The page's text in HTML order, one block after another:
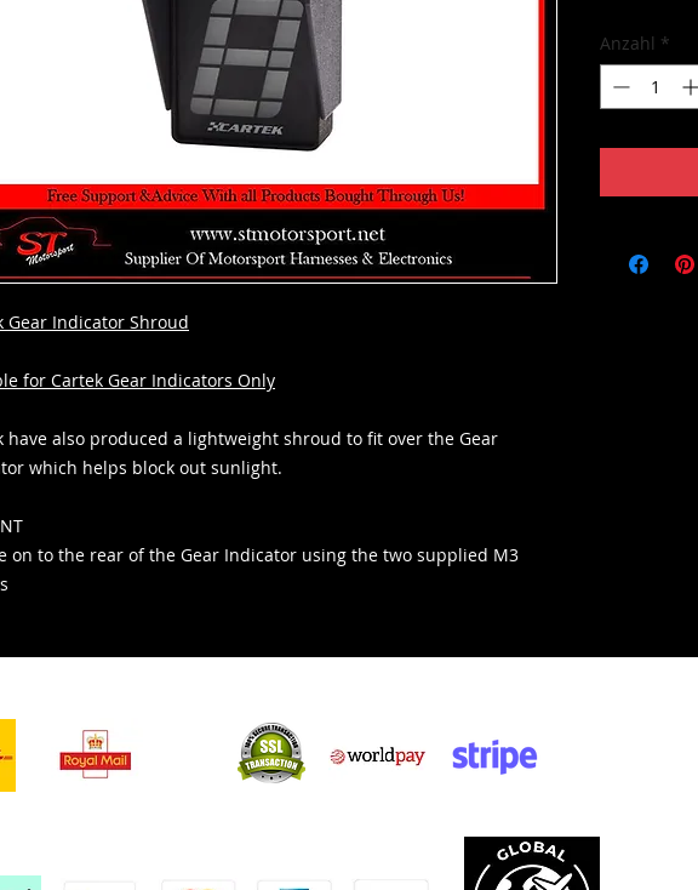
Gear Indicator Shroud
for Cartek Gear Indicators Only
have also produced a lightweight shroud to fit over the Gear
which helps block out sunlight.
on to the rear of the Gear Indicator using the two supplied M3
Anzahl *